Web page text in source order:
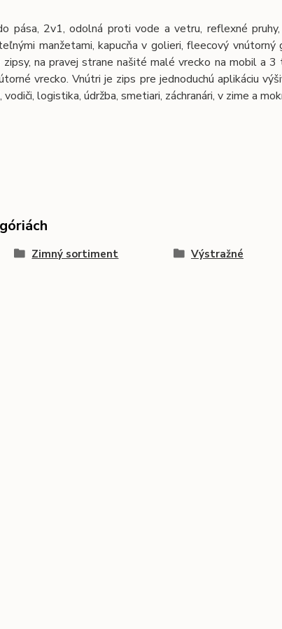
pása, 2v1, odolná proti vode a vetru, reflexné
manžetami, kapucňa v golieri, fleecový
na pravej strane našité malé vrecko na mobil a
vrecko. Vnútri je zips pre jednoduchú aplikáciu
logistika, údržba, smetiari, záchranári, v zime a
Zimný sortiment Výstražné